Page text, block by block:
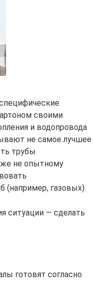
своими
и водопровода
не самое лучшее
трубы
не опытному
газовых).
ситуации — сделать
готовят согласно